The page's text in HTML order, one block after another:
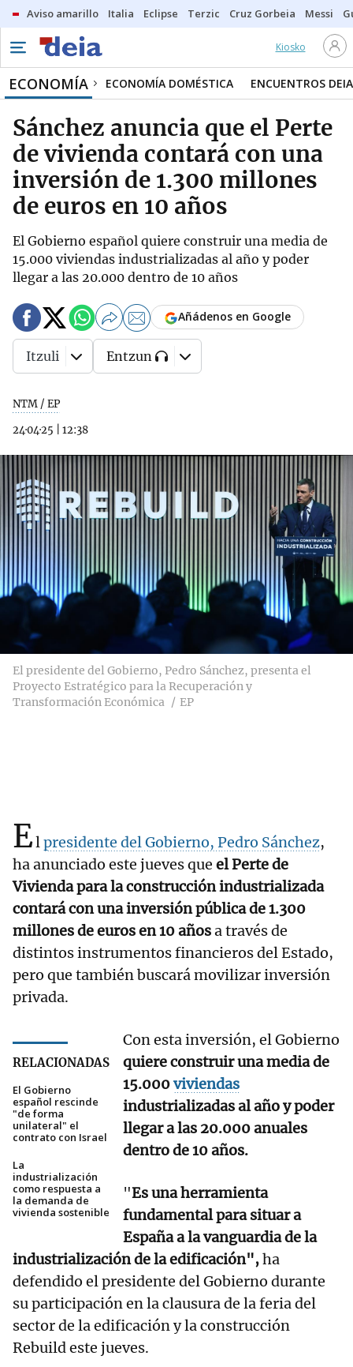
Aviso amarillo Italia Eclipse Terzic Cruz Gorbeia Messi
Kiosko
ECONOMÍA ECONOMÍA DOMÉSTICA ENCUENTROS DEIA
Sánchez anuncia que el Perte
de vivienda contará con una
inversión de 1.300 millones
de euros en 10 años
El Gobierno español quiere construir una media de
15.000 viviendas industrializadas al año y poder
llegar a las 20.000 dentro de 10 años
NTM / EP
24·04·25
12:38
Añádenos en Google
Itzuli Entzun
El presidente del Gobierno, Pedro Sánchez, presenta el
Proyecto Estratégico para la Recuperación y
Transformación Económica
EP
Elpresidente del Gobierno, Pedro Sánchez,
ha anunciado este jueves que el Perte de
Vivienda para la construcción industrializada
contará con una inversión pública de 1.300
millones de euros en 10 añosa través de
distintos instrumentos financieros del Estado,
pero que también buscará movilizar inversión
privada.
RELACIONADAS
El Gobierno
español rescinde
"de forma
unilateral" el
contrato con Israel
La
industrialización
como respuesta a
la demanda de
vivienda sostenible
Con esta inversión, el Gobierno
quiere construir una media de
15.000viviendas
industrializadas al año y poder
llegar a las 20.000 anuales
dentro de 10 años.
"Es una herramienta
fundamental para situar a
España a la vanguardia de la
industrialización de la edificación",ha
defendido el presidente del Gobierno durante
su participación en la clausura de la feria del
sector de la edificación y la construcción
Rebuild este jueves.